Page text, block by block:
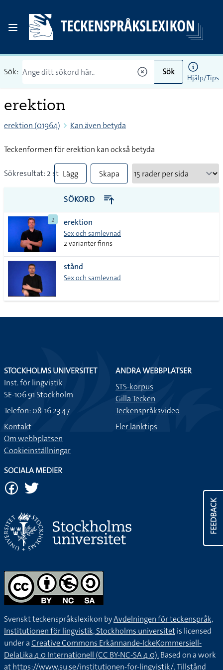
Sök: Sök
Hjälp/Tips
erektion
erektion (01964) Kan även betyda
Teckenformen för erektion kan också betyda
Sökresultat: 2 st Lägg
till
alla i
lista
Skapa
PDF
SÖKORD
2 erektion
Sex och samlevnad
2 varianter finns
stånd
Sex och samlevnad
FEEDBACK
STOCKHOLMS UNIVERSITET
Inst. för lingvistik
SE-106 91 Stockholm
Telefon: 08-16 23 47
Kontakt
Om webbplatsen
Cookieinställningar
ANDRA WEBBPLATSER
STS-korpus
Gilla Tecken
Teckenspråksvideo
Fler länktips
SOCIALA MEDIER
Svenskt teckenspråkslexikon byAvdelningen för teckenspråk,
Institutionen för lingvistik, Stockholms universitetis licensed
under aCreative Commons Erkännande-IckeKommersiell-
DelaLika 4.0 Internationell (CC BY-NC-SA 4.0).Based on a work
athttps://www.su.se/institutionen-for-lingvistik/. Tillstånd